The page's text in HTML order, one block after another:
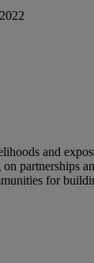
and
partnerships
for